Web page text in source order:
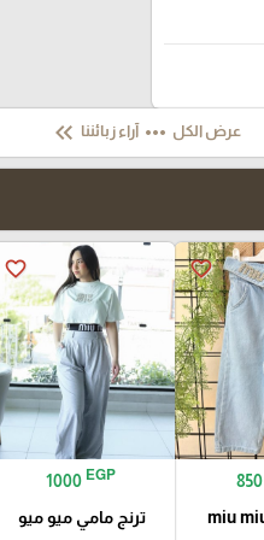
عرض الكل more_horiz آراء زبائننا keyboard_double_arrow_left
favorite_border
850
favorite_border
1000 EGP
ترنج مامي ميو ميو